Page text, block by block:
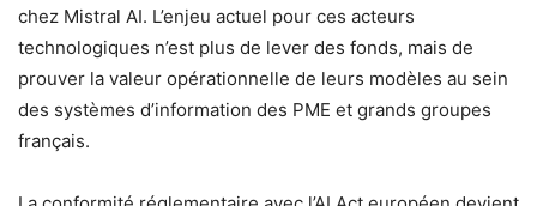
chez Mistral AI. L’enjeu actuel pour ces acteurs
technologiques n’est plus de lever des fonds, mais de
prouver la valeur opérationnelle de leurs modèles au sein
des systèmes d’information des PME et grands groupes
français.